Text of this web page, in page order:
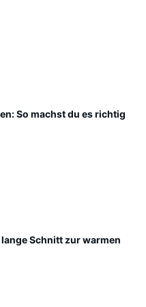
So machst du es richtig
Schnitt zur warmen